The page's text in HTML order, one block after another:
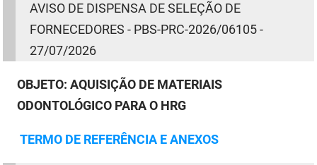
AVISO DE DISPENSA DESELEÇÃO DE
FORNECEDORES - PBS-PRC-2026/06105 -
27/07/2026
OBJETO: AQUISIÇÃO DE MATERIAIS
ODONTOLÓGICO PARA O HRG
TERMO DE REFERÊNCIA E ANEXOS